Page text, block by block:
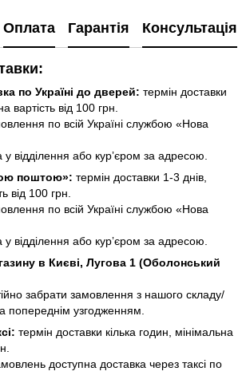
Оплата Гарантія Консультація
по Україні до дверей: термін доставки
вартість від 100 грн.
по всій Україні службою «Нова
відділення або курʼєром за адресою.
поштою»: термін доставки 1-3 днів,
від 100 грн.
по всій Україні службою «Нова
відділення або курʼєром за адресою.
в Києві, Лугова 1 (Оболонський
забрати замовлення з нашого складу/
попереднім узгодженням.
термін доставки кілька годин, мінімальна
доступна доставка через таксі по